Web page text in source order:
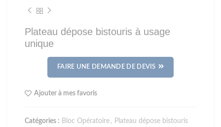
Plateau dépose bistouris à usage
unique
FAIRE UNE DEMANDE DE DEVIS
Ajouter à mes favoris
Catégories : Bloc Opératoire , Plateau dépose bistouris